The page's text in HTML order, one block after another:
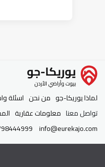
لماذا يوريكا-جو من نحن اسئلة
تواصل معنا معلومات عقارية
info@eurekajo.com